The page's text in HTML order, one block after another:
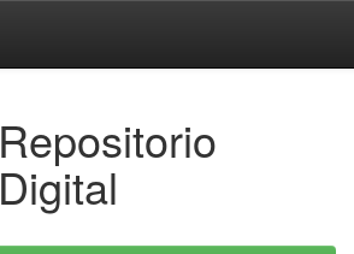
Repositorio
Digital